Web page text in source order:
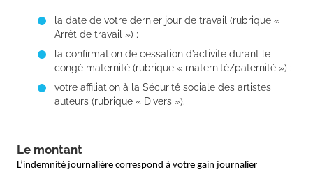
la date de votre dernier jour de travail (rubrique «
Arrêt de travail ») ;
la confirmation de cessation d’activité durant le
congé maternité (rubrique « maternité/paternité ») ;
votre affiliation à la Sécurité sociale des artistes
auteurs (rubrique « Divers »).
Le montant
L’indemnité journalière correspond à votre gain journalier